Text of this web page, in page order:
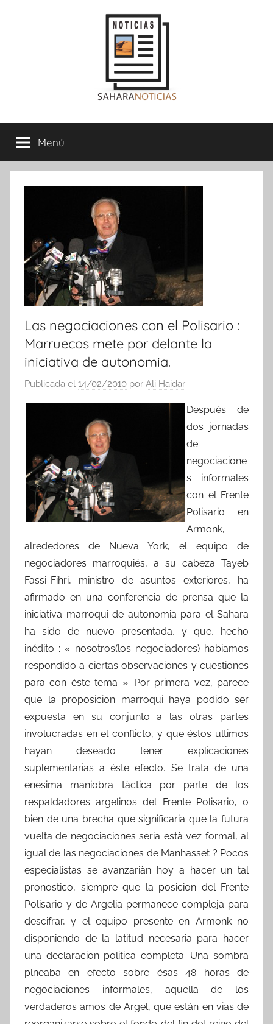
Sahara
Noticias
Menú
Las negociaciones con el Polisario :
Marruecos mete por delante la
iniciativa de autonomia.
Publicada el 14/02/2010 por Ali Haidar
Después de
dos jornadas
de
negociacione
s informales
con el Frente
Polisario en
Armonk,
alrededores de Nueva York, el equipo de
negociadores marroquiés, a su cabeza Tayeb
Fassi-Fihri, ministro de asuntos exteriores, ha
afirmado en una conferencia de prensa que la
iniciativa marroqui de autonomia para el Sahara
ha sido de nuevo presentada, y que, hecho
inédito : « nosotros(los negociadores) habiamos
respondido a ciertas observaciones y cuestiones
para con éste tema ». Por primera vez, parece
que la proposicion marroqui haya podido ser
expuesta en su conjunto a las otras partes
involucradas en el conflicto, y que éstos ultimos
hayan deseado tener explicaciones
suplementarias a éste efecto. Se trata de una
enesima maniobra tàctica por parte de los
respaldadores argelinos del Frente Polisario, o
bien de una brecha que significaria que la futura
vuelta de negociaciones seria està vez formal, al
igual de las negociaciones de Manhasset ? Pocos
especialistas se avanzariàn hoy a hacer un tal
pronostico, siempre que la posicion del Frente
Polisario y de Argelia permanece compleja para
descifrar, y el equipo presente en Armonk no
disponiendo de la latitud necesaria para hacer
una declaracion politica completa. Una sombra
plneaba en efecto sobre ésas 48 horas de
negociaciones informales, aquella de los
verdaderos amos de Argel, que estàn en vias de